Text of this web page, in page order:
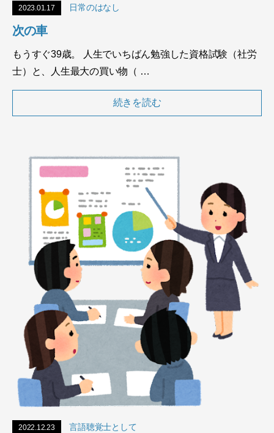
2023.01.17 日常のはなし
次の車
もうすぐ39歳。 人生でいちばん勉強した資格試験（社労
士）と、人生最大の買い物（ …
続きを読む
2022.12.23 言語聴覚士として